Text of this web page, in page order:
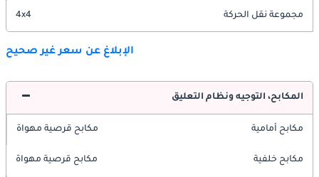
مجموعة نقل الحركة 4x4
الإبلاغ عن سعر غير صحيح
المكابح، التوجيه ونظام التعليق
مكابح أمامية مكابح قرصية مهواة
مكابح خلفية مكابح قرصية مهواة